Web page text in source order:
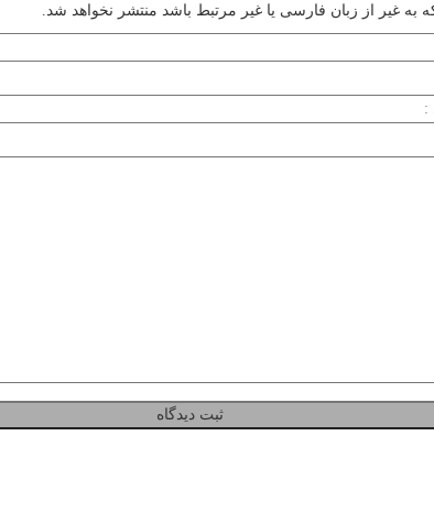
به غیر از زبان فارسی یا غیر مرتبط باشد منتشر نخواهد شد.